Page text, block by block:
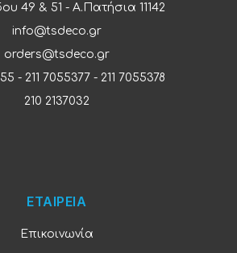
49 & 51 - Α.Πατήσια 11142
info@tsdeco.gr
orders@tsdeco.gr
- 211 7055377- 211 7055378
210 2137032
ΕΤΑΙΡΕΙΑ
Επικοινωνία